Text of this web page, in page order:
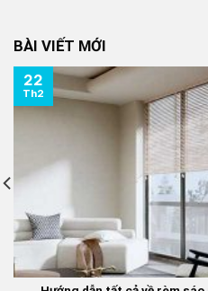
BÀI VIẾT MỚI
22
Th2